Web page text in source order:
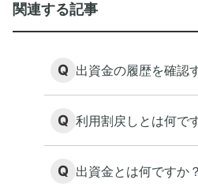
関連する記事
Q 出資金の履歴を確認
Q 利用割戻しとは何で
Q 出資金とは何ですか？